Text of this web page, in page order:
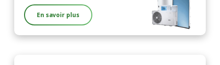
En savoir plus